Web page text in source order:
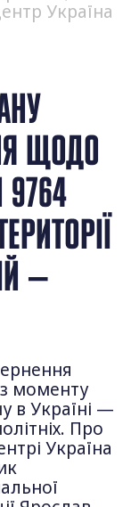
Україна
ЩОДО
—
моменту
в Україні —
Про
Україна